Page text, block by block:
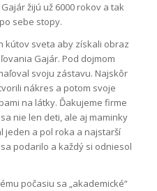
žijú už 6000 rokov a tak
sebe stopy.
kútov sveta aby získali obraz
Gajár. Pod dojmom
svoju zástavu. Najskôr
nákres a potom svoje
na látky. Ďakujeme firme
nie len deti, ale aj maminky
jeden a pol roka a najstarší
podarilo a každý si odniesol
počasiu sa „akademické“